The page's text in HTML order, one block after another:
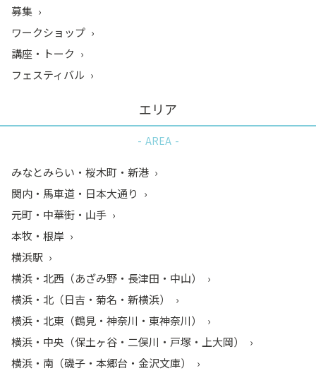
募集
ワークショップ
講座・トーク
フェスティバル
エリア
AREA
みなとみらい・桜木町・新港
関内・馬車道・日本大通り
元町・中華街・山手
本牧・根岸
横浜駅
横浜・北西（あざみ野・長津田・中山）
横浜・北（日吉・菊名・新横浜）
横浜・北東（鶴見・神奈川・東神奈川）
横浜・中央（保土ヶ谷・二俣川・戸塚・上大岡）
横浜・南（磯子・本郷台・金沢文庫）